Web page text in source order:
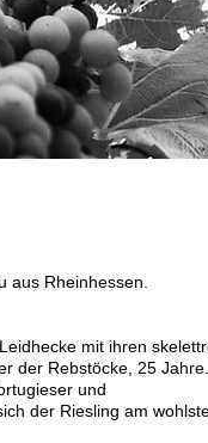
aus Rheinhessen.
mit ihren
der Rebstöcke, 25 Jahre.
und
der Riesling am